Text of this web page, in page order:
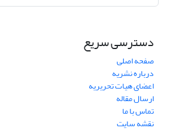
دسترسی سریع
صفحه اصلی
درباره نشریه
اعضای هیات تحریریه
ارسال مقاله
تماس با ما
نقشه سایت